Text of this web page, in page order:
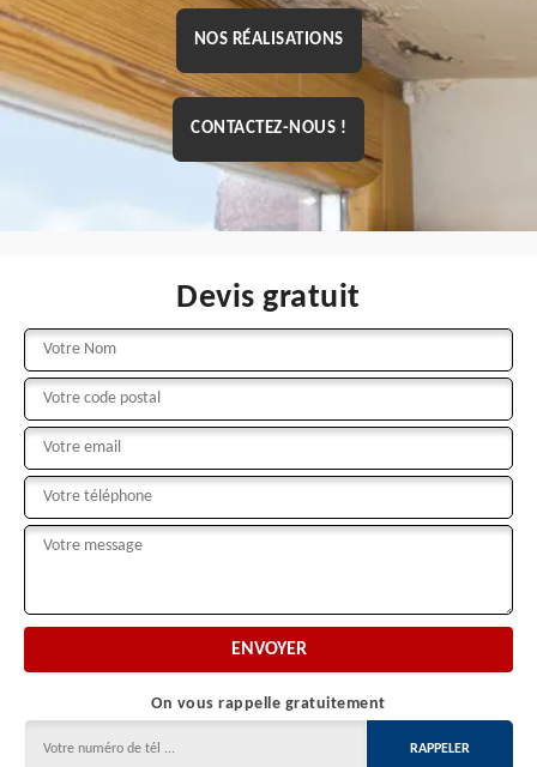
NOS RÉALISATIONS
CONTACTEZ-NOUS !
Devis gratuit
On vous rappelle gratuitement